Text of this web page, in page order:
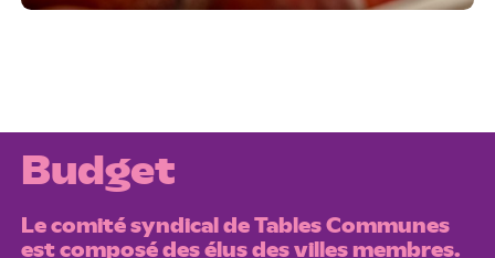
Budget
Le comité syndical de Tables Communes
est composé des élus des villes membres.